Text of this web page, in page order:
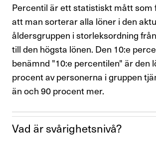
Percentil är ett statistiskt mått som
att man sorterar alla löner i den
åldersgruppen i storleksordning
till den högsta lönen. Den 10:e
benämnd "10:e percentilen" är den
procent av personerna i gruppen
än och 90 procent mer.
Vad är svårig­hets­nivå?